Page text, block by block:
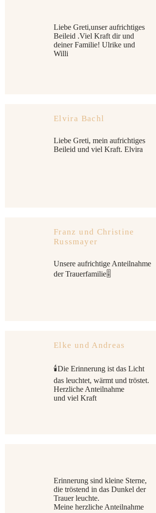
Liebe Greti,unser aufrichtiges
Beileid .Viel Kraft dir und
deiner Familie! Ulrike und
Willi
Elvira Bachl
Liebe Greti, mein aufrichtiges
Beileid und viel Kraft. Elvira
Franz und Christine
Russmayer
Unsere aufrichtige Anteilnahme
der Trauerfamilie🎚
Elke und Andreas
🕯Die Erinnerung ist das Licht
das leuchtet, wärmt und tröstet.
Herzliche Anteilnahme
und viel Kraft
Erinnerung sind kleine Sterne,
die tröstend in das Dunkel der
Trauer leuchte.
Meine herzliche Anteilnahme